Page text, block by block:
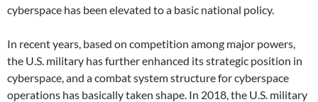
cyberspace has been elevated to a basic national policy.
In recent years, based on competition among major powers,
the U.S. military has further enhanced its strategic position in
cyberspace, and a combat system structure for cyberspace
operations has basically taken shape. In 2018, the U.S. military